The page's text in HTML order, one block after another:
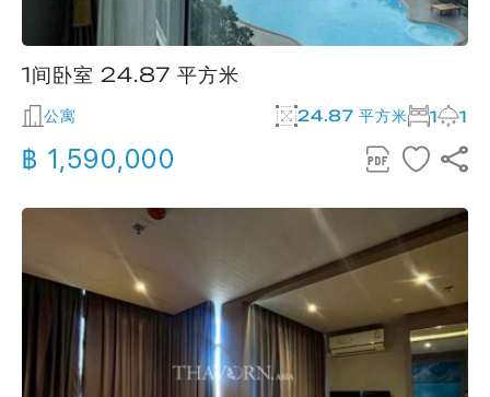
1间卧室 24.87 平方米
公寓 24.87 平方米 1 1
฿ 1,590,000